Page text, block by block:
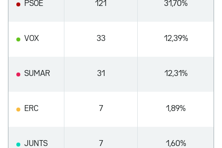
PSOE 121 31,70%
VOX 33 12,39%
SUMAR 31 12,31%
ERC 7 1,89%
JUNTS 7 1,60%